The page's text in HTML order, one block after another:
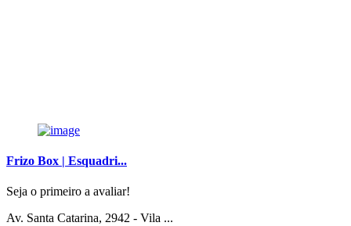
Frizo Box | Esquadri...
Seja o primeiro a avaliar!
Av. Santa Catarina, 2942 - Vila ...